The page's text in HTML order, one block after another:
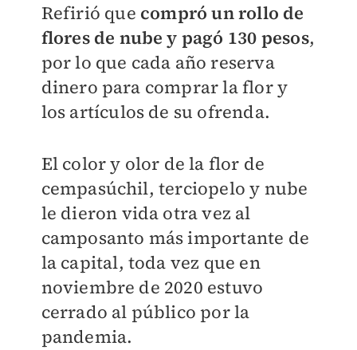
Refirió que compró un rollo de
flores de nube y pagó 130 pesos,
por lo que cada año reserva
dinero para comprar la flor y
los artículos de su ofrenda.
El color y olor de la flor de
cempasúchil, terciopelo y nube
le dieron vida otra vez al
camposanto más importante de
la capital, toda vez que en
noviembre de 2020 estuvo
cerrado al público por la
pandemia.